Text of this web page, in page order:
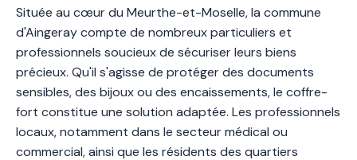
Située au cœur du Meurthe-et-Moselle, la commune
d'Aingeray compte de nombreux particuliers et
professionnels soucieux de sécuriser leurs biens
précieux. Qu'il s'agisse de protéger des documents
sensibles, des bijoux ou des encaissements, le coffre-
fort constitue une solution adaptée. Les professionnels
locaux, notamment dans le secteur médical ou
commercial, ainsi que les résidents des quartiers